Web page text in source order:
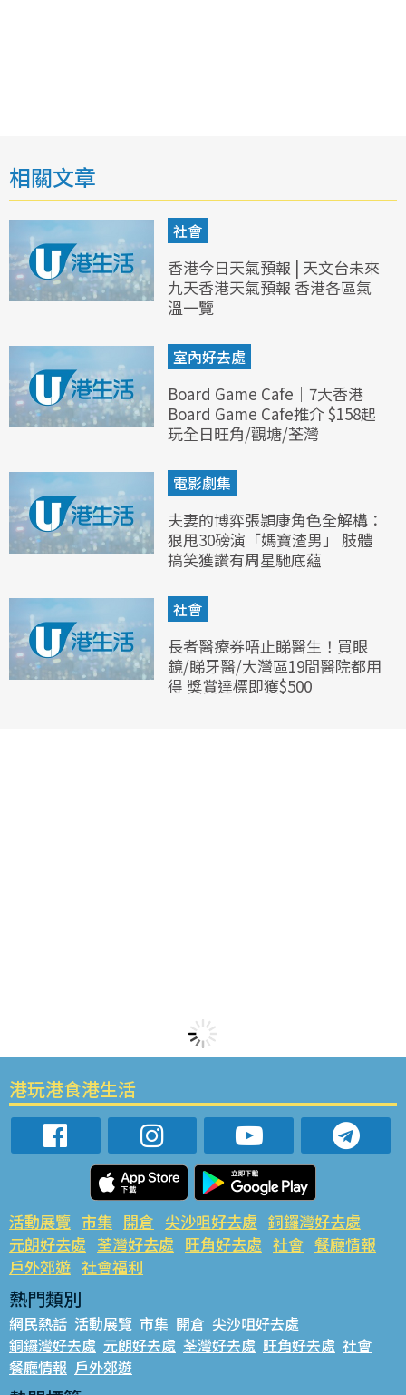
相關文章
社會
香港今日天氣預報 | 天文台未來
九天香港天氣預報 香港各區氣
溫一覽
室內好去處
Board Game Cafe｜7大香港
Board Game Cafe推介 $158起
玩全日旺角/觀塘/荃灣
電影劇集
夫妻的博弈張頴康角色全解構：
狠甩30磅演「媽寶渣男」 肢體
搞笑獲讚有周星馳底蘊
社會
長者醫療券唔止睇醫生！買眼
鏡/睇牙醫/大灣區19間醫院都用
得 獎賞達標即獲$500
港玩港食港生活
活動展覽 市集 開倉 尖沙咀好去處 銅鑼灣好去處
元朗好去處 荃灣好去處 旺角好去處 社會 餐廳情報
戶外郊遊 社會福利
熱門類別
網民熱話 活動展覽 市集 開倉 尖沙咀好去處
銅鑼灣好去處 元朗好去處 荃灣好去處 旺角好去處 社會
餐廳情報 戶外郊遊